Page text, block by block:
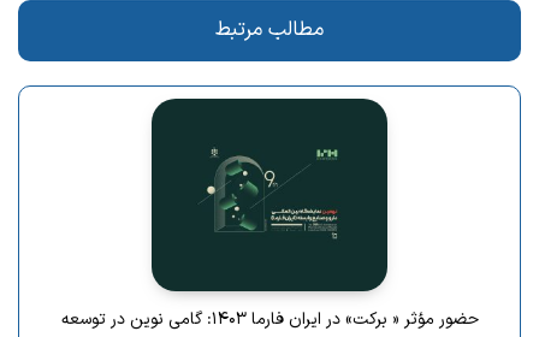
مطالب مرتبط
حضور مؤثر « برکت» در ایران فارما ۱۴۰۳: گامی نوین در توسعه